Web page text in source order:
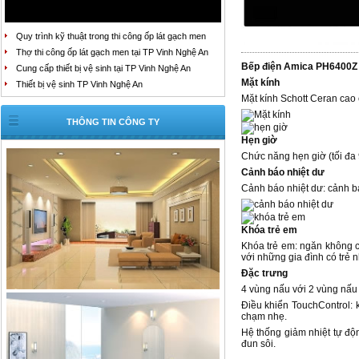
Quy trình kỹ thuật trong thi công ốp lát gạch men
Thợ thi công ốp lát gạch men tại TP Vinh Nghệ An
Cung cấp thiết bị vệ sinh tại TP Vinh Nghệ An
Thiết bị vệ sinh TP Vinh Nghệ An
THÔNG TIN CÔNG TY
Bếp điện Amica PH6400Z
Mặt kính
Mặt kính Schott Ceran
Hẹn giờ
Chức năng hẹn giờ (tối đa
Cảnh báo nhiệt dư
Cảnh báo nhiệt dư: cảnh
Khóa trẻ em
Khóa trẻ em: ngăn
với những gia đình có trẻ
Đặc trưng
4 vùng nấu với 2 vùng
Điều khiển TouchControl:
chạm nhẹ.
Hệ thống giảm nhiệt tự
đun sôi.